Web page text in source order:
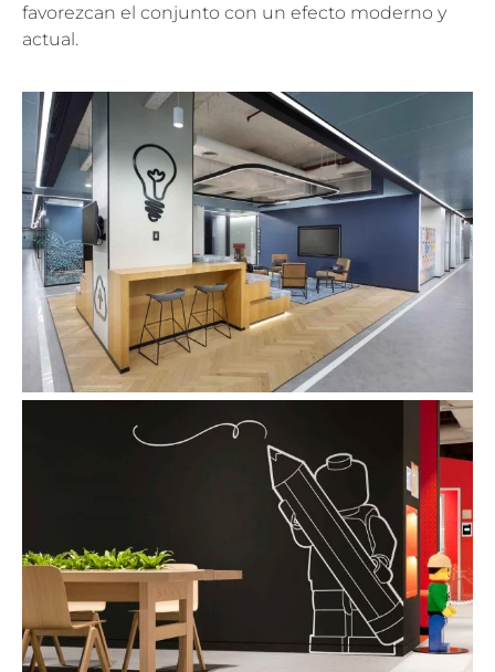
favorezcan el conjunto con un efecto moderno y
actual.